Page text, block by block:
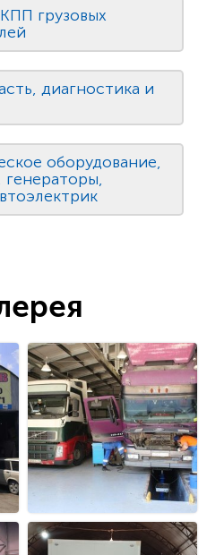
грузовых
диагностика и
оборудование,
генераторы,